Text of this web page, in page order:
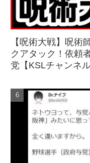
【呪術大戦】呪術
クアタック！依頼
党【KSLチャンネル